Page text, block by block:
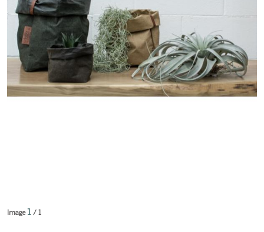
Image1/ 1